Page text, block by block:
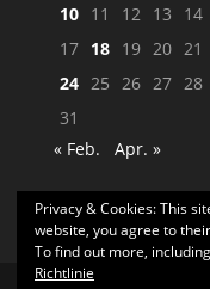
10 11 12 13 14
17 18 19 20 21
24 25 26 27 28
31
« Feb.
Apr. »
Privacy & Cookies: This
website, you agree to
To find out more,
Richtlinie